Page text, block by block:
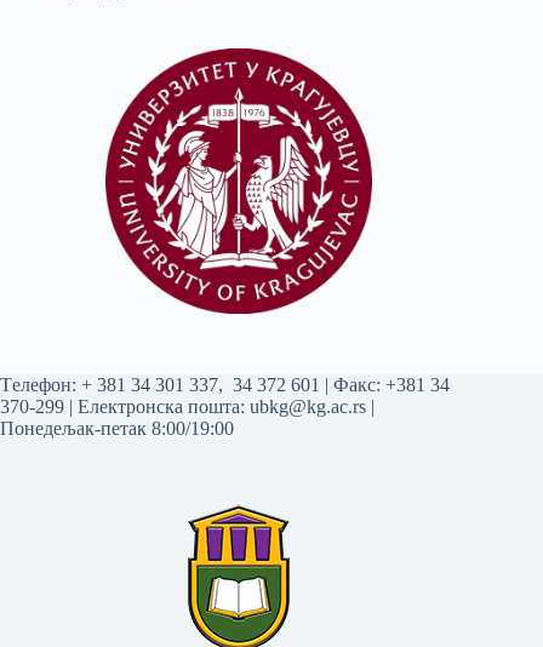
Tелефон: + 381 34 301 337, 34 372 601 | Факс: +381 34
370-299 | Електронска пошта: ubkg@kg.ac.rs |
Понедељак-петак 8:00/19:00